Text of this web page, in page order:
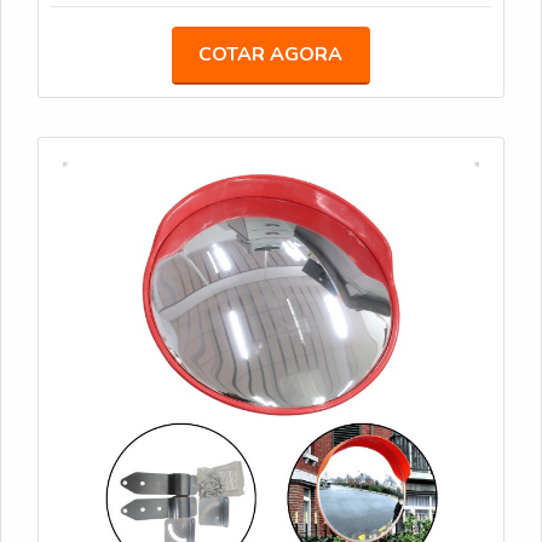
A experiência de uso em campo se traduz em
manutenção simples: limpeza quinzenal com pano
microfibra e solução neutra, inspeção de fixação após
registro cada instalação em uma ficha técnica para
comparar desempenho entre modelos e orientar
futuras reposições. Essa rotina reduz trocas
emergenciais e aumenta a efetividade do espelho
convexo 50 cm em fluxos contínuos.
Ferramentas necessárias: nível, broca, chave de
fenda, buchas, alicate, fita métrica
Passos básicos: marcar, pré-furar, fixar, ajustar
ângulo, testar campo visual
Cuidados: limpeza regular, inspeção de fixação,
proteção contra impactos
Ao ajustar o ângulo, pequenas variações de 5°
COTAR AGORA